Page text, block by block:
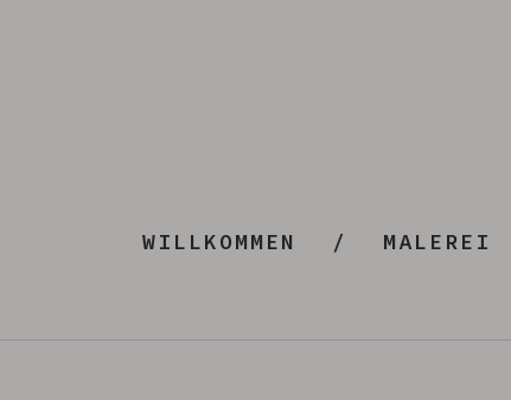
WILLKOMMEN MALEREI